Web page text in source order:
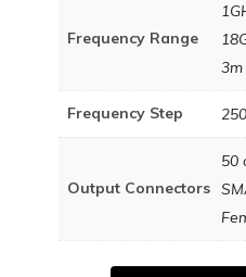
Frequency Range
3m
Frequency Step
Output Connectors
50